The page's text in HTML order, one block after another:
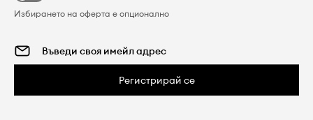
Избирането на оферта е опционално
Регистрирай се